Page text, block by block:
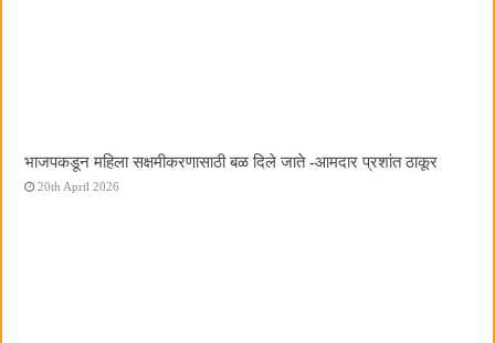
भाजपकडून महिला सक्षमीकरणासाठी बळ दिले जाते -आमदार प्रशांत ठाकूर
20th April 2026